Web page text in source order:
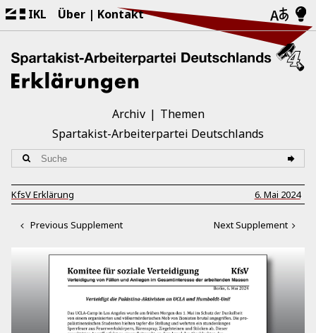
IKL Über Kontakt
Archiv
Themen
Spartakist-Arbeiterpartei Deutschlands
KfsV Erklärung 6. Mai 2024
Previous Supplement Next Supplement